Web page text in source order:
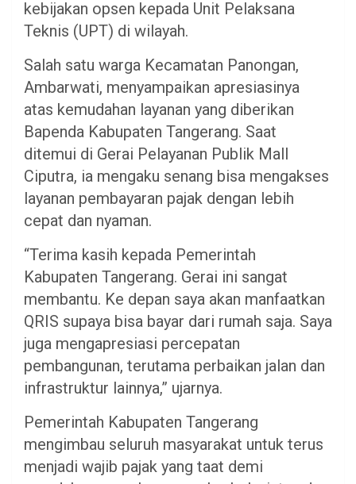
kebijakan opsen kepada Unit Pelaksana
Teknis (UPT) di wilayah.
Salah satu warga Kecamatan Panongan,
Ambarwati, menyampaikan apresiasinya
atas kemudahan layanan yang diberikan
Bapenda Kabupaten Tangerang. Saat
ditemui di Gerai Pelayanan Publik Mall
Ciputra, ia mengaku senang bisa mengakses
layanan pembayaran pajak dengan lebih
cepat dan nyaman.
“Terima kasih kepada Pemerintah
Kabupaten Tangerang. Gerai ini sangat
membantu. Ke depan saya akan manfaatkan
QRIS supaya bisa bayar dari rumah saja. Saya
juga mengapresiasi percepatan
pembangunan, terutama perbaikan jalan dan
infrastruktur lainnya,” ujarnya.
Pemerintah Kabupaten Tangerang
mengimbau seluruh masyarakat untuk terus
menjadi wajib pajak yang taat demi